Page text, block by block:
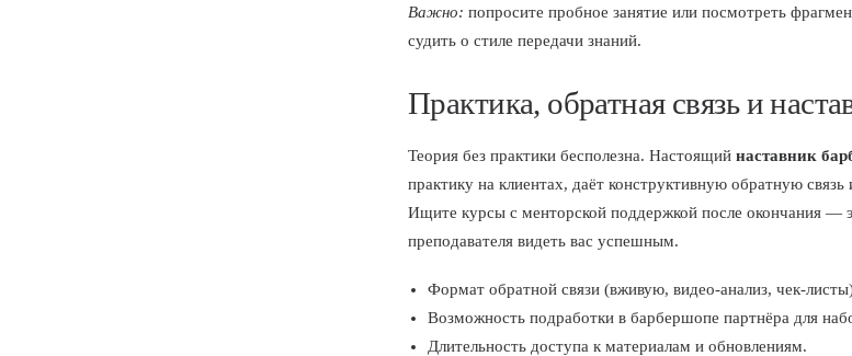
Важно: попросите пробное занятие или посмотреть
судить о стиле передачи знаний.
Практика, обратная связь и
Теория без практики бесполезна. Настоящий наставник
практику на клиентах, даёт конструктивную обратную
Ищите курсы с менторской поддержкой после окончания —
преподавателя видеть вас успешным.
Формат обратной связи (вживую, видео-анализ, чек-
Возможность подработки в барбершопе партнёра для
Длительность доступа к материалам и обновлениям.